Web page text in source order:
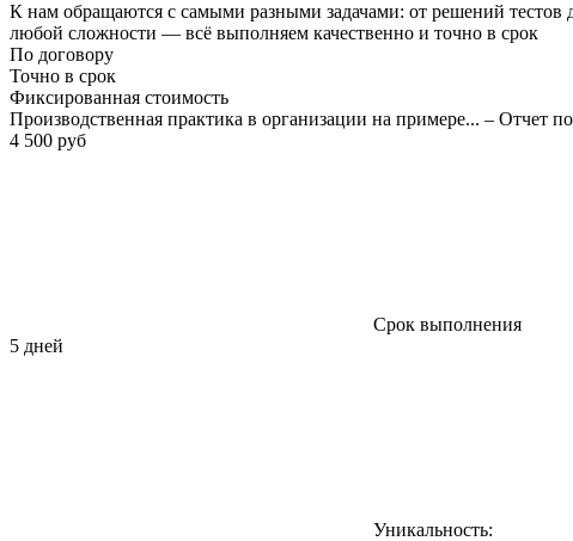
К нам обращаются с самыми разными задачами: от решений тестов
любой сложности — всё выполняем качественно и точно в срок
По договору
Точно в срок
Фиксированная стоимость
Производственная практика в организации на примере... – Отчет
4 500 руб
Срок выполнения
5 дней
Уникальность: